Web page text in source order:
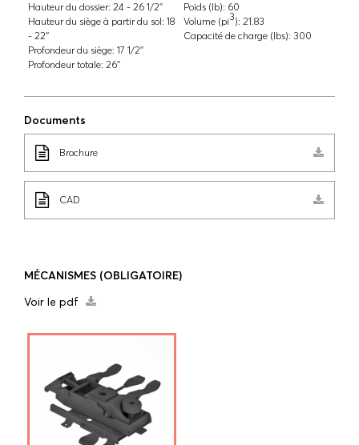
Hauteur du dossier: 24 - 26 1/2''
Hauteur du siège à partir du sol: 18
- 22''
Profondeur du siège: 17 1/2''
Profondeur totale: 26''
Poids (lb): 60
Volume (pi3): 21.83
Capacité de charge (lbs): 300
Documents
Brochure
CAD
MÉCANISMES (OBLIGATOIRE)
Voir le pdf